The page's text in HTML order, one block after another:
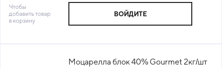
Чтобы
добавить товар
в корзину
ВОЙДИТЕ
Моцарелла блок 40% Gourmet 2кг/шт